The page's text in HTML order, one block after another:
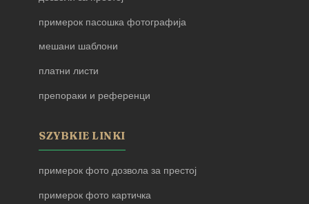
примерок пасошка фотографија
мешани шаблони
платни листи
препораки и референци
SZYBKIE LINKI
примерок фото дозвола за престој
примерок фото картичка